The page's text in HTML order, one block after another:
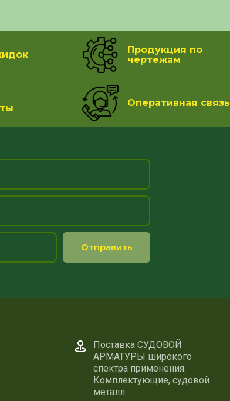
Продукция по
чертежам
Оперативная связь
Отправить
Поставка СУДОВОЙ
АРМАТУРЫ широкого
спектра применения.
Комплектующие, судовой
металл